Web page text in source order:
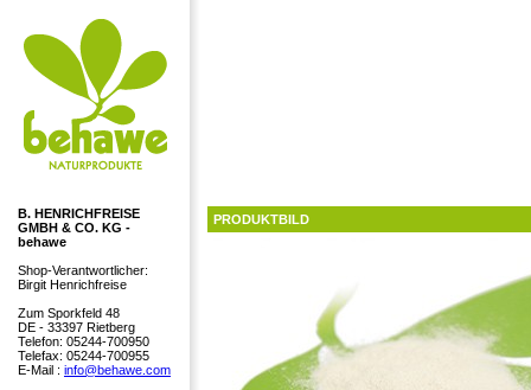
B. HENRICHFREISE
GMBH & CO. KG -
behawe
Shop-Verantwortlicher:
Birgit Henrichfreise
Zum Sporkfeld 48
DE - 33397 Rietberg
Telefon: 05244-700950
Telefax: 05244-700955
E-Mail : info@behawe.com
PRODUKTBILD